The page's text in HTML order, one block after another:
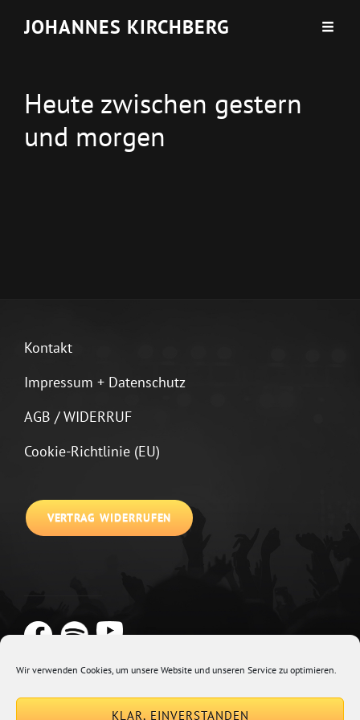
Wir verwenden Cookies, um unsere Website und unseren Service zu optimieren.
KLAR, EINVERSTANDEN
JOHANNES KIRCHBERG
Heute zwischen gestern
und morgen
Kontakt
Impressum + Datenschutz
AGB / WIDERRUF
Cookie-Richtlinie (EU)
VERTRAG WIDERRUFEN